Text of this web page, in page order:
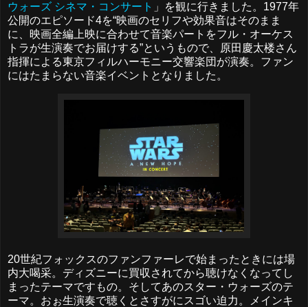
ウォーズ シネマ・コンサート 」を観に行きました。1977年
公開のエピソード4を“映画のセリフや効果音はそのまま
に、映画全編上映に合わせて音楽パートをフル・オーケス
トラが生演奏でお届けする”というもので、原田慶太楼さん
指揮による東京フィルハーモニー交響楽団が演奏。ファン
にはたまらない音楽イベントとなりました。
20世紀フォックスのファンファーレで始まったときには場
内大喝采。ディズニーに買収されてから聴けなくなってし
まったテーマですもの。そしてあのスター・ウォーズのテ
ーマ。おぉ生演奏で聴くとさすがにスゴい迫力。メインキ